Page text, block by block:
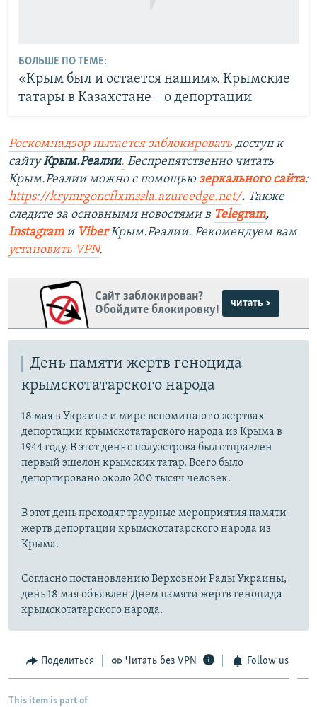
БОЛЬШЕ ПО ТЕМЕ:
«Крым был и остается нашим». Крымские
татары в Казахстане – о депортации
Роскомнадзор пытается заблокировать доступ к
сайтуКрым.Реалии. Беспрепятственно читать
Крым.Реалии можно с помощью зеркального сайта:
https://krymrgoncflxmssla.azureedge.net/. Также
следите за основными новостями в Telegram,
Instagram и ViberКрым.Реалии. Рекомендуем вам
установить VPN.
Сайт заблокирован?
Обойдите блокировку!
читать >
День памяти жертв геноцида
крымскотатарского народа
18 мая в Украине и мире вспоминают о жертвах
депортации крымскотатарского народа из Крыма в
1944 году. В этот день с полуострова был отправлен
первый эшелон крымских татар. Всего было
депортировано около 200 тысяч человек.
В этот день проходят траурные мероприятия памяти
жертв депортации крымскотатарского народа из
Крыма.
Согласно постановлению Верховной Рады Украины,
день 18 мая объявлен Днем памяти жертв геноцида
крымскотатарского народа.
Поделиться Читать без VPN Follow us
This item is part of